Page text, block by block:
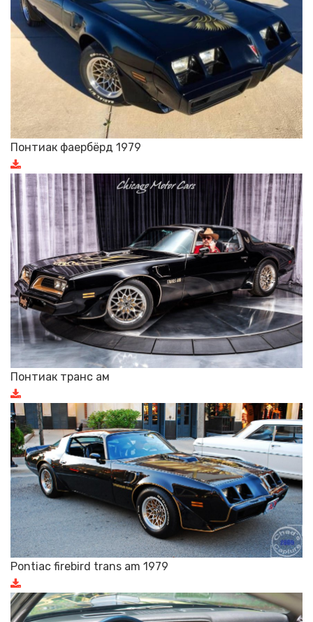
Понтиак фаербёрд 1979
Понтиак транс ам
Pontiac firebird trans am 1979